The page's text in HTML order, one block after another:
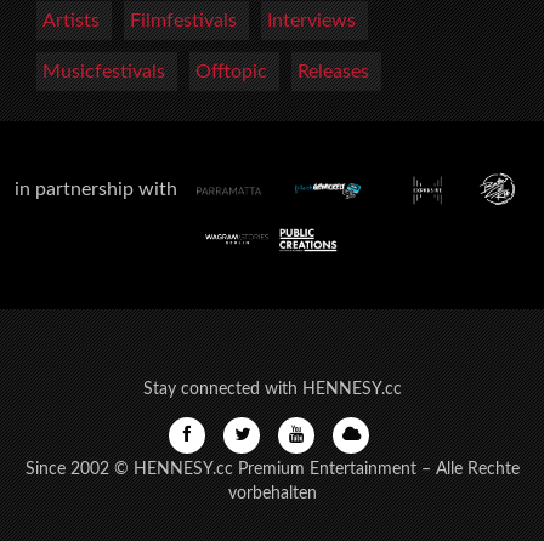
Artists Filmfestivals Interviews
Musicfestivals Offtopic Releases
in partnership with
Stay connected with HENNESY.cc
Since 2002 © HENNESY.cc Premium Entertainment – Alle Rechte
vorbehalten